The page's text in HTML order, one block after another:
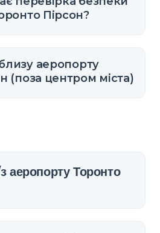
Пірсон?
аеропорту
(поза центром міста)
аеропорту Торонто